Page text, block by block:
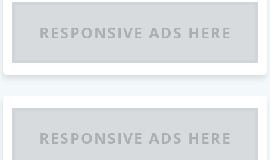
RESPONSIVE ADS HERE
RESPONSIVE ADS HERE